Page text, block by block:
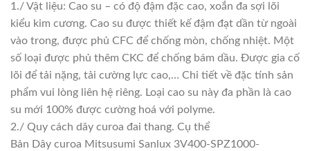
1./ Vật liệu: Cao su – có độ đậm đặc cao, xoắn đa sợi lõi
kiểu kim cương. Cao su được thiết kế đậm đạt dần từ ngoài
vào trong, được phủ CFC để chống mòn, chống nhiệt. Một
số loại được phủ thêm CKC để chống bám dầu. Được gia cố
lõi để tải nặng, tải cường lực cao,… Chi tiết về đặc tính sản
phẩm vui lòng liên hệ riêng. Loại cao su này đa phần là cao
su mới 100% được cường hoá với polyme.
2./ Quy cách dây curoa đai thang. Cụ thể
Bản Dây curoa Mitsusumi Sanlux 3V400-SPZ1000-